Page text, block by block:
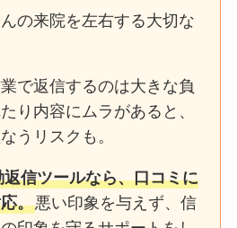
の来院を左右する大切な
で返信するのは大きな負
り内容にムラがあると、
うリスクも。
信ツールなら、口コミに
。悪い印象を与えず、信